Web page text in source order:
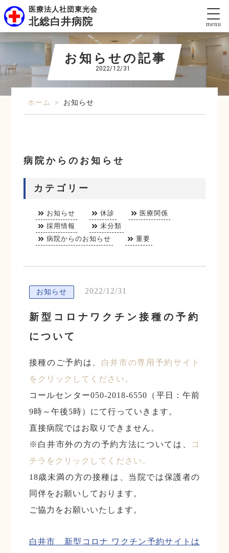
医療法人社団東光会
北総白井病院
お知らせの記事
2022/12/31
ホーム > お知らせ
病院からのお知らせ
カテゴリー
お知らせ 休診
医療関係
採用情報
未分類
病院からのお知らせ
重要
お知らせ 2022/12/31
新型コロナワクチン接種の予約
について
接種のご予約は、 白井市の専用予約サイト
をクリックしてください。
コールセンター050-2018-6550（平日：午前
9時～午後5時）にて行っていきます。
直接病院ではお取りできません。
※白井市外の方の予約方法については、 コ
チラをクリックしてください。
18歳未満の方の接種は、当院では保護者の
同伴をお願いしております。
ご協力をお願いいたします。
白井市 新型コロナ ワクチン予約サイトは
menu